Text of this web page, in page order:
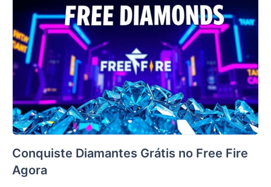
Conquiste Diamantes Grátis no Free Fire
Agora